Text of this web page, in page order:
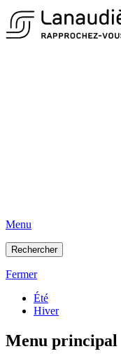
Menu
Rechercher
Fermer
Été
Hiver
Menu principal